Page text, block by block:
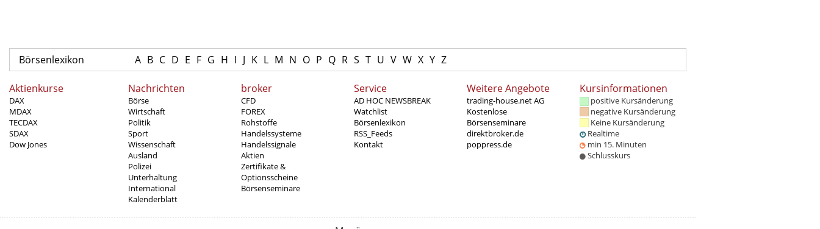
Börsenlexikon A B C D E F G H I J K L M N O P Q R S T U V W X Y Z
Aktienkurse
DAX
MDAX
TECDAX
SDAX
Dow Jones
Nachrichten
Börse
Wirtschaft
Politik
Sport
Wissenschaft
Ausland
Polizei
Unterhaltung
International
Kalenderblatt
broker
CFD
FOREX
Rohstoffe
Handelssysteme
Handelssignale
Aktien
Zertifikate &
Optionsscheine
Börsenseminare
Service
AD HOC NEWSBREAK
Watchlist
Börsenlexikon
RSS_Feeds
Kontakt
Weitere Angebote
trading-house.net AG
Kostenlose
Börsenseminare
direktbroker.de
poppress.de
Kursinformationen
positive Kursänderung
negative Kursänderung
Keine Kursänderung
Realtime
min 15. Minuten
Schlusskurs